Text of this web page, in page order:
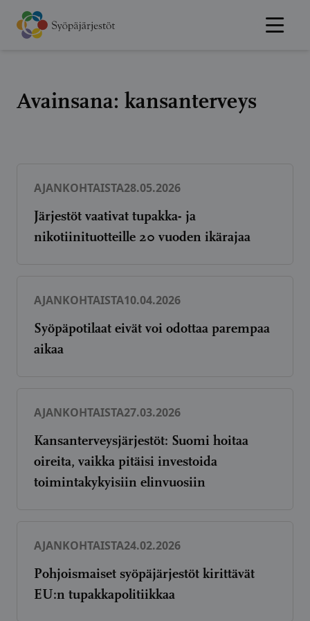
Hyppää
sisältöön
Avainsana: kansanterveys
AJANKOHTAISTA28.05.2026
Järjestöt vaativat tupakka- ja
nikotiinituotteille 20 vuoden ikärajaa
AJANKOHTAISTA10.04.2026
Syöpäpotilaat eivät voi odottaa parempaa
aikaa
AJANKOHTAISTA27.03.2026
Kansanterveysjärjestöt: Suomi hoitaa
oireita, vaikka pitäisi investoida
toimintakykyisiin elinvuosiin
AJANKOHTAISTA24.02.2026
Pohjoismaiset syöpäjärjestöt kirittävät
EU:n tupakkapolitiikkaa